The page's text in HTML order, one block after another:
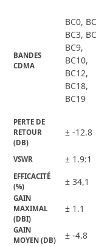
BANDES
CDMA
BC0,
BC3,
BC9,
BC10,
BC12,
BC18,
BC19
PERTE DE
RETOUR
(DB)
± -12.8
VSWR ± 1.9:1
EFFICACITÉ
(%)
± 34,1
GAIN
MAXIMAL
(DBI)
± 1.1
GAIN
MOYEN (DB)
± -4.8